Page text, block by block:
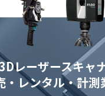
レーザースキャ
・レンタル・計測